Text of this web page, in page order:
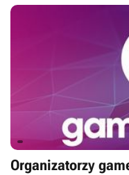
Organizatorzy